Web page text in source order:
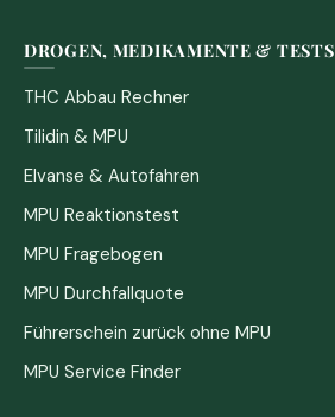
DROGEN, MEDIKAMENTE & TESTS
THC Abbau Rechner
Tilidin & MPU
Elvanse & Autofahren
MPU Reaktionstest
MPU Fragebogen
MPU Durchfallquote
Führerschein zurück ohne MPU
MPU Service Finder